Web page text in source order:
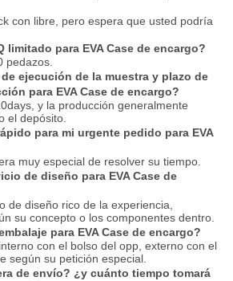
con libre, pero espera que usted podría
limitado para EVA Case de encargo?
pedazos.
ejecución de la muestra y plazo de
para EVA Case de encargo?
y la producción generalmente
el depósito.
para mi urgente pedido para EVA
muy especial de resolver su tiempo.
de diseño para EVA Case de
de diseño rico de la experiencia,
su concepto o los componentes dentro.
para EVA Case de encargo?
con el bolso del opp, externo con el
según su petición especial.
de envío? ¿y cuánto tiempo tomará